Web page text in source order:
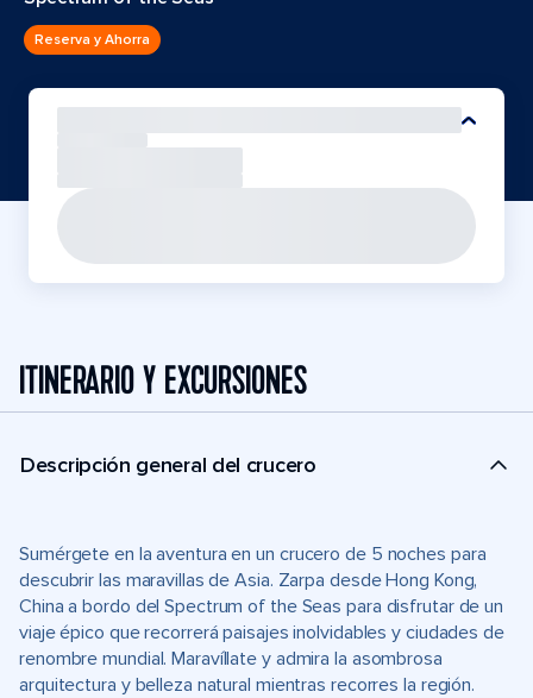
Reserva y Ahorra
ITINERARIO Y EXCURSIONES
Descripción general del crucero
Sumérgete en la aventura en un crucero de 5 noches para
descubrir las maravillas de Asia. Zarpa desde Hong Kong,
China a bordo del Spectrum of the Seas para disfrutar de un
viaje épico que recorrerá paisajes inolvidables y ciudades de
renombre mundial. Maravíllate y admira la asombrosa
arquitectura y belleza natural mientras recorres la región.